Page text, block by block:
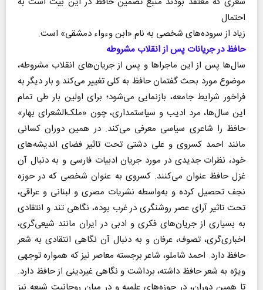
احتمال
زیاد از سروده‌های شخصی به نام «ابن وءواء دمشقی» است.
حافظ در جریانات پس از انقلاب مشروطه
سال‌ها پس از این ماجرا‌ها و پس از جریان‌های انقلاب مشروطه،
موضوع مورد بحث گفتمان حافظ به کلی تغییر می‌کند و بار دیگر به
فراخور شرایط جامعه، بازنمایی می‌شود؛ برای اولین بار طی تمام
این سال‌ها، مرد ادیب و سیاستمداری، چون «ملک‌الشعرای بهار»
حافظ را شاعری سیاسی معرفی می‌کند. در همین دوران کسانی
مانند احمد کسروی و علی دشتی تحت تاثیر فضای اندیشه‌های
خود، نظرات جدیدی در مورد جریان ادبیات فارسی و به دنبال آن
غزل حافظ عنوان می‌کنند. کسروی به عنوان شخصی که در حوزه
نجف تحصیل کرده و به‌واسطه نشریات مصری و لبنانی و عراقی،
تحت تاثیر آرای عصر روشنگری در غرب بوده، نگاهی تند و انتقادی
به بسیاری از جریان‌های فکری و ادبی در ایران مانند شیعی‌گری،
اخباری‌گری، تصوف، عرفان و به دنبال آن نگاهی انتقادی به شعر
حافظ دارد. احمد شاملو، شاعر برجسته معاصر نیز که همواره توجهی
ویژه به شعر حافظ داشته، برداشت و نگاهی غیردینی از حافظ دارد.